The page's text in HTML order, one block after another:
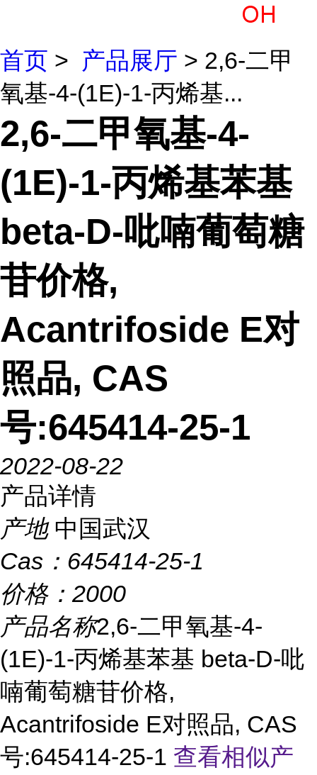
首页 > 产品展厅 > 2,6-二甲
氧基-4-(1E)-1-丙烯基...
2,6-二甲氧基-4-
(1E)-1-丙烯基苯基
beta-D-吡喃葡萄糖
苷价格,
Acantrifoside E对
照品, CAS
号:645414-25-1
2022-08-22
产品详情
产地 中国武汉
Cas： 645414-25-1
价格： 2000
产品名称2,6-二甲氧基-4-
(1E)-1-丙烯基苯基 beta-D-吡
喃葡萄糖苷价格,
Acantrifoside E对照品, CAS
号:645414-25-1 查看相似产